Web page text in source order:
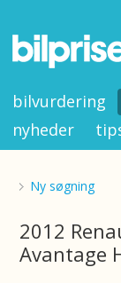
bilvurdering
nyheder
Ny søgning
2012
Avantage